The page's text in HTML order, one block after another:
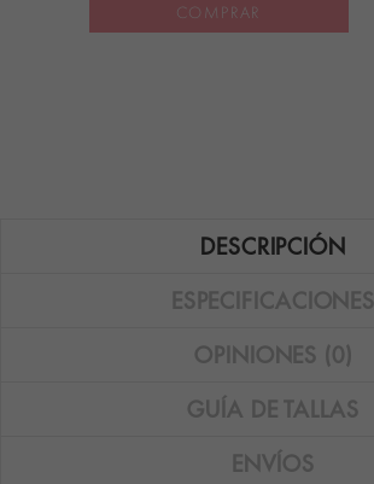
COMPRAR
DESCRIPCIÓN
ESPECIFICACIONES
OPINIONES (0)
GUÍA DE TALLAS
ENVÍOS